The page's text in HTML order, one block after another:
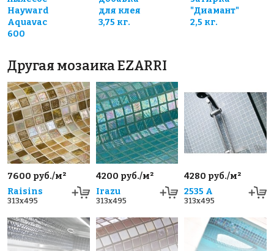
Hayward
Aquavac
600
для клея
3,75 кг.
"Диамант"
2,5 кг.
Другая мозаика EZARRI
7600 руб./м²
Raisins
313x495
4200 руб./м²
Irazu
313x495
4280 руб./м²
2535 А
313x495